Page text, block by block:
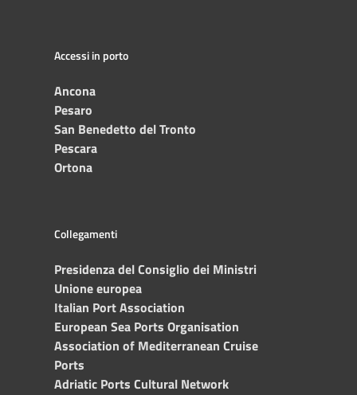
Accessi in porto
Ancona
Pesaro
San Benedetto del Tronto
Pescara
Ortona
Collegamenti
Presidenza del Consiglio dei Ministri
Unione europea
Italian Port Association
European Sea Ports Organisation
Association of Mediterranean Cruise
Ports
Adriatic Ports Cultural Network